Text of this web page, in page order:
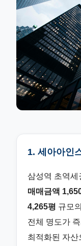
1. 세아아인
삼성역 초역세
매매금액
4,265평 규모
전체 명도가
최적화된 자산